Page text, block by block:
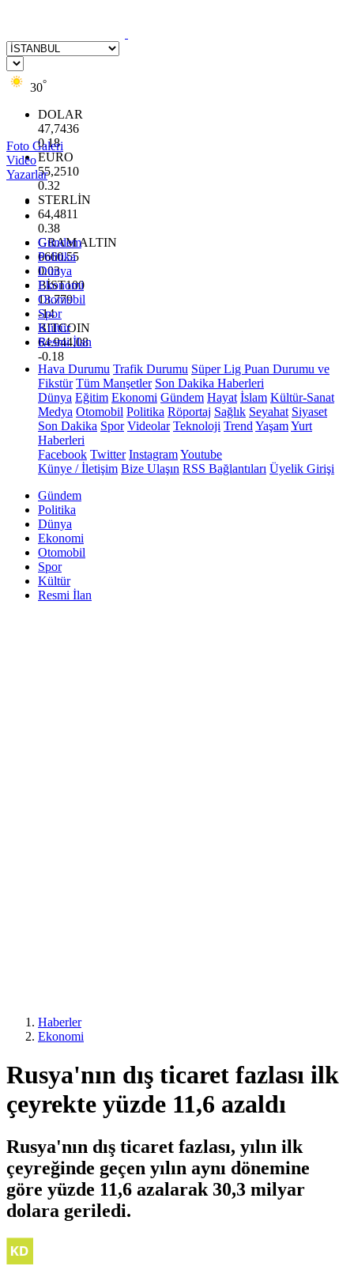
30°
DOLAR
47,7436
0.18
EURO
55,2510
0.32
STERLİN
64,4811
0.38
GRAM ALTIN
6660.55
0.03
BİST100
13.779
-14
BITCOIN
64.944,08
-0.18
Foto Galeri
Video
Yazarlar
Gündem
Politika
Dünya
Ekonomi
Otomobil
Spor
Kültür
Resmi İlan
Hava Durumu Trafik Durumu Süper Lig Puan Durumu ve
Fikstür Tüm Manşetler Son Dakika Haberleri
Dünya Eğitim Ekonomi Gündem Hayat İslam Kültür-Sanat
Medya Otomobil Politika Röportaj Sağlık Seyahat Siyaset
Son Dakika Spor Videolar Teknoloji Trend YaşamYurt
Haberleri
Facebook Twitter InstagramYoutube
Künye / İletişim Bize Ulaşın RSS Bağlantıları Üyelik Girişi
Gündem
Politika
Dünya
Ekonomi
Otomobil
Spor
Kültür
Resmi İlan
Haberler
Ekonomi
Rusya'nın dış ticaret fazlası ilk
çeyrekte yüzde 11,6 azaldı
Rusya'nın dış ticaret fazlası, yılın ilk
çeyreğinde geçen yılın aynı dönemine
göre yüzde 11,6 azalarak 30,3 milyar
dolara geriledi.